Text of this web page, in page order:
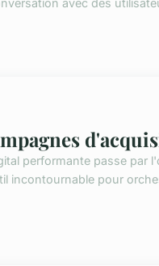
performante passe par
incontournable pour